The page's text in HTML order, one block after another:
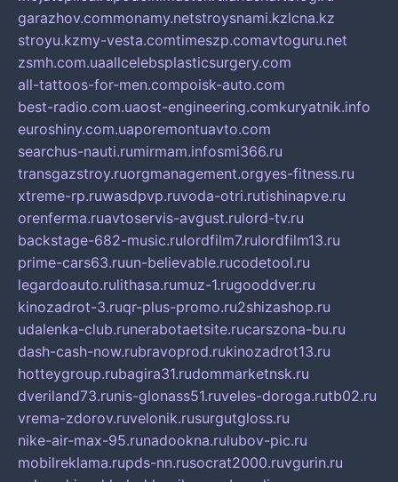
garazhov.commonamy.netstroysnami.kzlcna.kz
stroyu.kzmy-vesta.comtimeszp.comavtoguru.net
zsmh.com.uaallcelebsplasticsurgery.com
all-tattoos-for-men.compoisk-auto.com
best-radio.com.uaost-engineering.comkuryatnik.info
euroshiny.com.uaporemontuavto.com
searchus-nauti.rumirmam.infosmi366.ru
transgazstroy.ruorgmanagement.orgyes-fitness.ru
xtreme-rp.ruwasdpvp.ruvoda-otri.rutishinapve.ru
orenferma.ruavtoservis-avgust.rulord-tv.ru
backstage-682-music.rulordfilm7.rulordfilm13.ru
prime-cars63.ruun-believable.rucodetool.ru
legardoauto.rulithasa.rumuz-1.rugooddver.ru
kinozadrot-3.ruqr-plus-promo.ru2shizashop.ru
udalenka-club.runerabotaetsite.rucarszona-bu.ru
dash-cash-now.rubravoprod.rukinozadrot13.ru
hotteygroup.rubagira31.rudommarketnsk.ru
dveriland73.runis-glonass51.ruveles-doroga.rutb02.ru
vrema-zdorov.ruvelonik.rusurgutgloss.ru
nike-air-max-95.runadookna.rulubov-pic.ru
mobilreklama.rupds-nn.rusocrat2000.ruvgurin.ru